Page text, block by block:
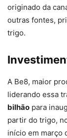
originado da
outras fontes,
trigo.
A Be8, maior
liderando essa
bilhão para
partir do trigo,
início em março